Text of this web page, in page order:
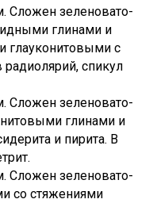
Сложен зеленовато-
глинами и
глауконитовыми с
спикул
Сложен зеленовато-
глинами и
и пирита. В
Сложен зеленовато-
со стяжениями